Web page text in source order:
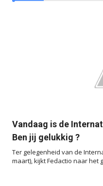
Vandaag is de
Ben jij gelukkig ?
Ter gelegenheid van de
maart), kijkt Fedactio naar het